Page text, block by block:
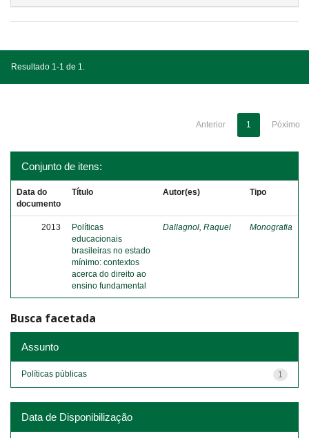
Resultado 1-1 de 1.
Anterior 1 Póximo
Conjunto de itens:
Data do
documento
Título Autor(es) Tipo
2013
Políticas
educacionais
brasileiras no estado
mínimo: contextos
acerca do direito ao
ensino fundamental
Dallagnol, Raquel Monografia
Busca facetada
Assunto
1
Políticas públicas
Data de Disponibilização